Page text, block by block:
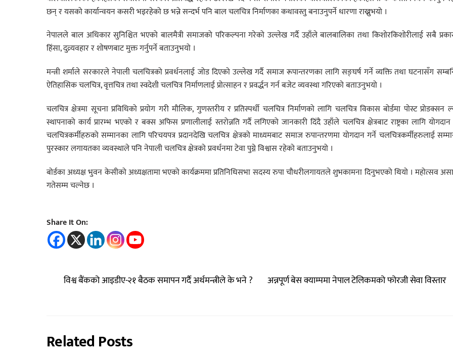
छन् र यसको कार्यान्वयन कसरी भइरहेको छ भन्ने सन्दर्भ पनि बाल चलचित्र निर्माणका कथावस्तु बनाउनुपर्ने धारणा राख्नुभयो ।
नेपालले बाल अधिकार सुनिश्चित भएको बालमैत्री समाजको परिकल्पना गरेको उल्लेख गर्दै उहाँले बालबालिका तथा किशोरकिशोरीलाई सबै
हिंसा, दुव्र्यवहार र शोषणबाट मुक्त गर्नुपर्ने बताउनुभयो ।
मन्त्री शर्माले सरकारले नेपाली चलचित्रको प्रवर्धनलाई जोड दिएको उल्लेख गर्दै समाज रूपान्तरणका लागि सङ्घर्ष गर्ने व्यक्ति तथा घटनासँग
ऐतिहासिक चलचित्र, वृत्तचित्र तथा स्वदेशी चलचित्र निर्माणलाई प्रोत्साहन र प्रवर्द्धन गर्न बजेट व्यवस्था गरिएको बताउनुभयो ।
चलचित्र क्षेत्रमा सूचना प्रविधिको प्रयोग गरी मौलिक, गुणस्तरीय र प्रतिस्पर्धी चलचित्र निर्माणको लागि चलचित्र विकास बोर्डमा पोस्ट प्रोडक्सन
स्थापनाको कार्य प्रारम्भ भएको र बक्स अफिस प्रणालीलाई स्तरोन्नति गर्दै लगिएको जानकारी दिंदै उहाँले चलचित्र क्षेत्रबाट राष्ट्रका लागि योगदान
चलचित्रकर्मीहरुको सम्मानका लागि परिचयपत्र प्रदानदेखि चलचित्र क्षेत्रको माध्यमबाट समाज रुपान्तरणमा योगदान गर्ने चलचित्रकर्मीहरुलाई
पुरस्कार लगायतका व्यवस्थाले पनि नेपाली चलचित्र क्षेत्रको प्रवर्धनमा टेवा पुग्ने विश्वास रहेको बताउनुभयो ।
बोर्डका अध्यक्ष भुवन केसीको अध्यक्षतामा भएको कार्यक्रममा प्रतिनिधिसभा सदस्य रुपा चौधरीलगायतले शुभकामना दिनुभएको थियो । महोत्सव
गतेसम्म चल्नेछ ।
Share It On:
विश्व बैंकको आइडीए-२१ बैठक समापन गर्दै अर्थमन्त्रीले के भने ? अन्नपूर्ण बेस क्याम्पमा नेपाल टेलिकमको फोरजी सेवा विस्तार
Related Posts